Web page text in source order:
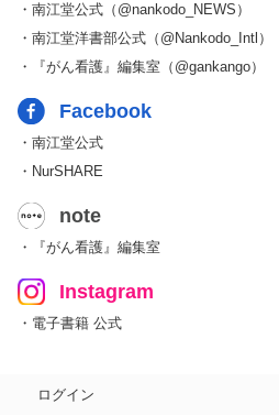
・南江堂公式（@nankodo_NEWS）
・南江堂洋書部公式（@Nankodo_Intl）
・『がん看護』編集室（@gankango）
Facebook
・南江堂公式
・NurSHARE
note
・『がん看護』編集室
Instagram
・電子書籍 公式
ログイン